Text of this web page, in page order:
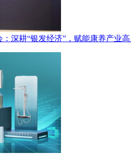
：深耕“银发经济”，赋能康养产业